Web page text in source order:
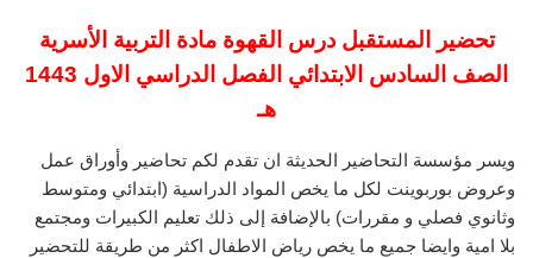
تحضير المستقبل درس القهوة مادة التربية الأسرية
الصف السادس الابتدائي الفصل الدراسي الاول 1443
هـ
ويسر مؤسسة التحاضير الحديثة ان تقدم لكم تحاضير وأوراق عمل
وعروض بوربوينت لكل ما يخص المواد الدراسية (ابتدائي ومتوسط
وثانوي فصلي و مقررات) بالإضافة إلى ذلك تعليم الكبيرات ومجتمع
بلا امية وايضا جميع ما يخص رياض الاطفال اكثر من طريقة للتحضير